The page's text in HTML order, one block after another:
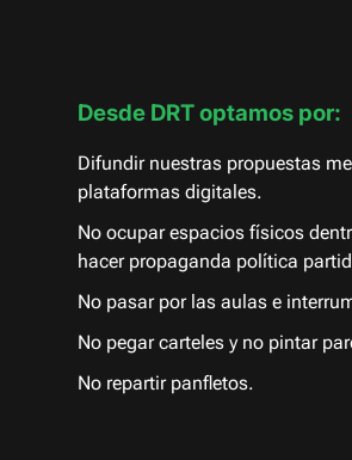
Desde DRT optamos por:
Difundir nuestras propuestas
plataformas digitales.
No ocupar espacios físicos
hacer propaganda política
No pasar por las aulas e
No pegar carteles y no pintar
No repartir panfletos.